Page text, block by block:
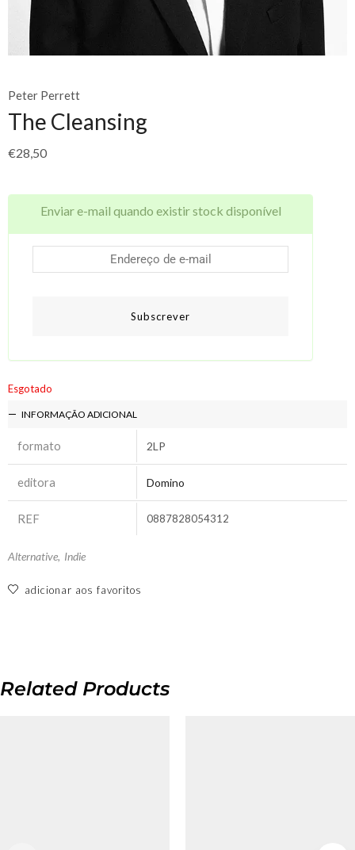
Peter Perrett
The Cleansing
€28,50
Enviar e-mail quando existir stock disponível
Subscrever
Esgotado
INFORMAÇÃO ADICIONAL
formato 2LP
editora Domino
REF 0887828054312
Alternative, Indie
adicionar aos favoritos
Related Products